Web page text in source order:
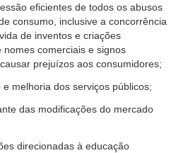
eficientes de todos os abusos
consumo, inclusive a concorrência
de inventos e criações
nomes comerciais e signos
prejuízos aos consumidores;
e melhoria dos serviços públicos;
das modificações do mercado
direcionadas à educação